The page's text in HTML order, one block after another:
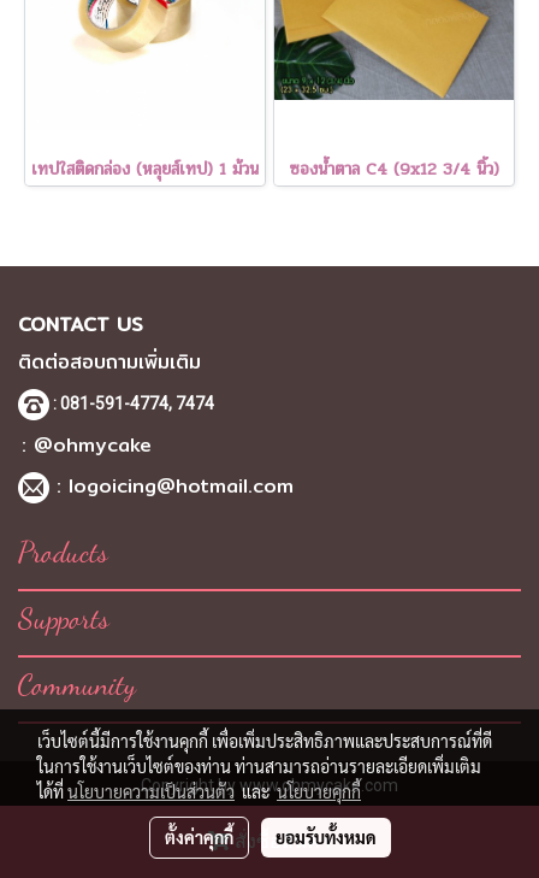
สั่งซื้อสินค้า
เทปใสติดกล่อง (หลุยส์เทป) 1 ม้วน ซองน้ำตาล C4 (9x12 3/4 นิ้ว)
CONTACT US
ติดต่อสอบถามเพิ่มเติม
: 081-591-4774, 7474
: @ohmycake
: logoicing@hotmail.com
Products
Supports
Community
Copyright by www.ohmycake.com
ผู้เข้าชมวันนี้ 604
เว็บไซต์นี้มีการใช้งานคุกกี้ เพื่อเพิ่มประสิทธิภาพและประสบการณ์ที่ดี
ในการใช้งานเว็บไซต์ของท่าน ท่านสามารถอ่านรายละเอียดเพิ่มเติม
ได้ที่นโยบายความเป็นส่วนตัว และนโยบายคุกกี้
ตั้งค่าคุกกี้ ยอมรับทั้งหมด